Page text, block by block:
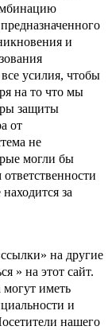
и
усилия, чтобы
на то что мы
защиты
от
не
могли бы
за
на другие
» на этот сайт.
иметь
и
нашего